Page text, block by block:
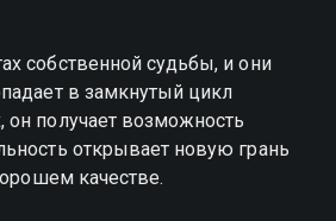
собственной судьбы, и они
в замкнутый цикл
получает возможность
открывает новую грань
качестве.